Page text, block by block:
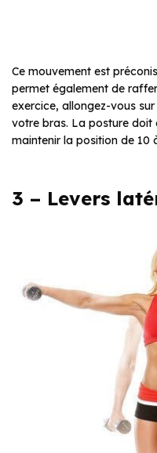
Ce mouvement est
permet également de
exercice, allongez-vous
votre bras. La posture doit
maintenir la position de 10
3 – Levers